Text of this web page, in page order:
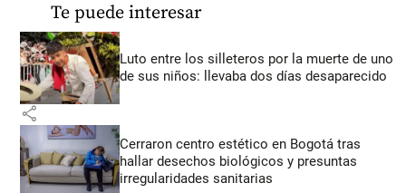
Te puede interesar
Luto entre los silleteros por la muerte de uno
de sus niños: llevaba dos días desaparecido
share
Cerraron centro estético en Bogotá tras
hallar desechos biológicos y presuntas
irregularidades sanitarias